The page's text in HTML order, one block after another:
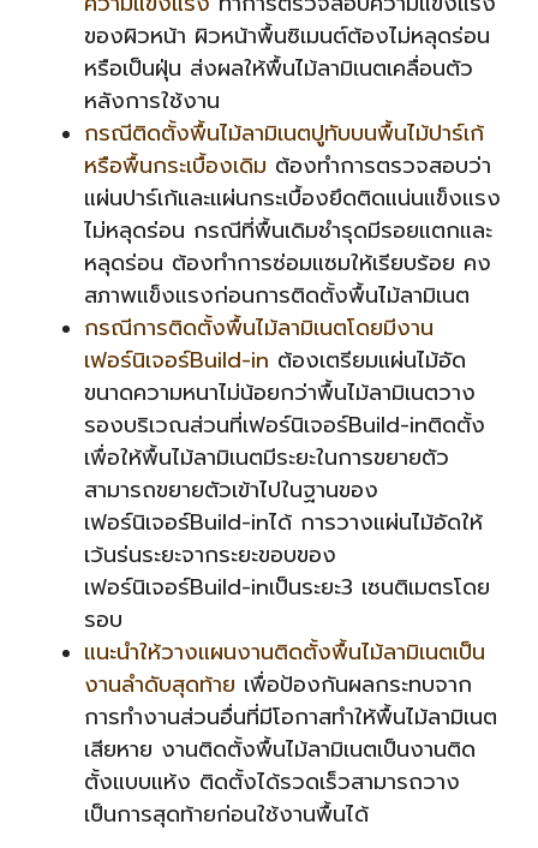
ของผิวหน้า ผิวหน้าพื้นซิเมนต์ต้องไม่หลุดร่อน
หรือเป็นฝุ่น ส่งผลให้พื้นไม้ลามิเนตเคลื่อนตัว
หลังการใช้งาน
กรณีติดตั้งพื้นไม้ลามิเนตปูทับบนพื้นไม้ปาร์เก้
หรือพื้นกระเบื้องเดิม ต้องทำการตรวจสอบว่า
แผ่นปาร์เก้และแผ่นกระเบื้องยึดติดแน่นแข็งแรง
ไม่หลุดร่อน กรณีที่พื้นเดิมชำรุดมีรอยแตกและ
หลุดร่อน ต้องทำการซ่อมแซมให้เรียบร้อย คง
สภาพแข็งแรงก่อนการติดตั้งพื้นไม้ลามิเนต
กรณีการติดตั้งพื้นไม้ลามิเนตโดยมีงาน
เฟอร์นิเจอร์Build-in ต้องเตรียมแผ่นไม้อัด
ขนาดความหนาไม่น้อยกว่าพื้นไม้ลามิเนตวาง
รองบริเวณส่วนที่เฟอร์นิเจอร์Build-inติดตั้ง
เพื่อให้พื้นไม้ลามิเนตมีระยะในการขยายตัว
สามารถขยายตัวเข้าไปในฐานของ
เฟอร์นิเจอร์Build-inได้ การวางแผ่นไม้อัดให้
เว้นร่นระยะจากระยะขอบของ
เฟอร์นิเจอร์Build-inเป็นระยะ3 เซนติเมตรโดย
รอบ
แนะนำให้วางแผนงานติดตั้งพื้นไม้ลามิเนตเป็น
งานลำดับสุดท้าย เพื่อป้องกันผลกระทบจาก
การทำงานส่วนอื่นที่มีโอกาสทำให้พื้นไม้ลามิเนต
เสียหาย งานติดตั้งพื้นไม้ลามิเนตเป็นงานติด
ตั้งแบบแห้ง ติดตั้งได้รวดเร็วสามารถวาง
เป็นการสุดท้ายก่อนใช้งานพื้นได้